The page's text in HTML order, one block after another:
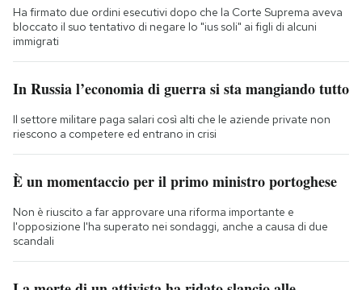
Ha firmato due ordini esecutivi dopo che la Corte Suprema aveva
bloccato il suo tentativo di negare lo "ius soli" ai figli di alcuni
immigrati
In Russia l’economia di guerra si sta mangiando tutto
Il settore militare paga salari così alti che le aziende private non
riescono a competere ed entrano in crisi
È un momentaccio per il primo ministro portoghese
Non è riuscito a far approvare una riforma importante e
l'opposizione l'ha superato nei sondaggi, anche a causa di due
scandali